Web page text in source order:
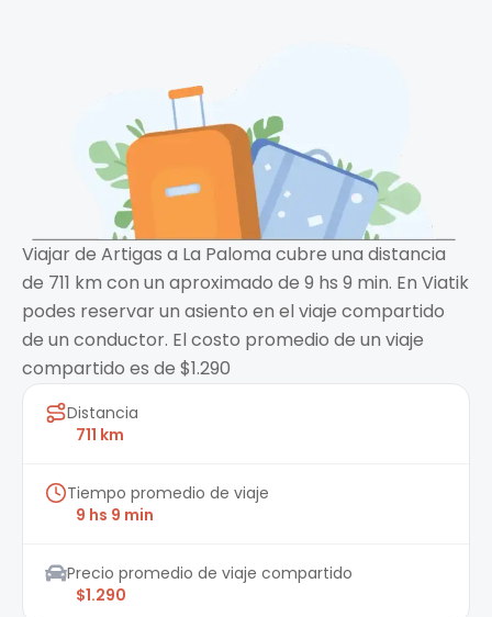
Viajar de Artigas a La Paloma cubre una distancia
de 711 km con un aproximado de 9 hs 9 min. En Viatik
podes reservar un asiento en el viaje compartido
de un conductor. El costo promedio de un viaje
compartido es de $1.290
Distancia
711 km
Tiempo promedio de viaje
9 hs 9 min
Precio promedio de viaje compartido
$1.290